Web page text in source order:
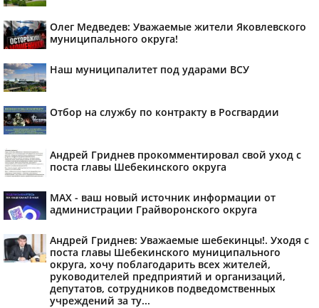
Олег Медведев: Уважаемые жители Яковлевского
муниципального округа!
Наш муниципалитет под ударами ВСУ
Отбор на службу по контракту в Росгвардии
Андрей Гриднев прокомментировал свой уход с
поста главы Шебекинского округа
MAX - ваш новый источник информации от
администрации Грайворонского округа
Андрей Гриднев: Уважаемые шебекинцы!. Уходя с
поста главы Шебекинского муниципального
округа, хочу поблагодарить всех жителей,
руководителей предприятий и организаций,
депутатов, сотрудников подведомственных
учреждений за ту...